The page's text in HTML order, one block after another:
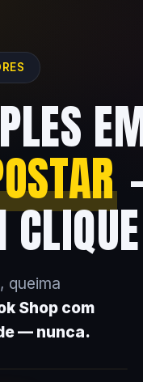
queima
Shop com
— nunca.